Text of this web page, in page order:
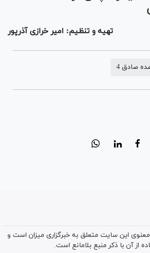
تهیه و تنظیم: امیر خرازی آذرپور
صادق 4
این سایت متعلق به خبرگزاری میزان است و
از آن با ذکر منبع بلامانع است.